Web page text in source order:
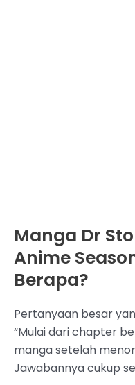
Manga Dr
Anime
Berapa?
Pertanyaan besar
“Mulai dari chapter
manga setelah
Jawabannya cukup